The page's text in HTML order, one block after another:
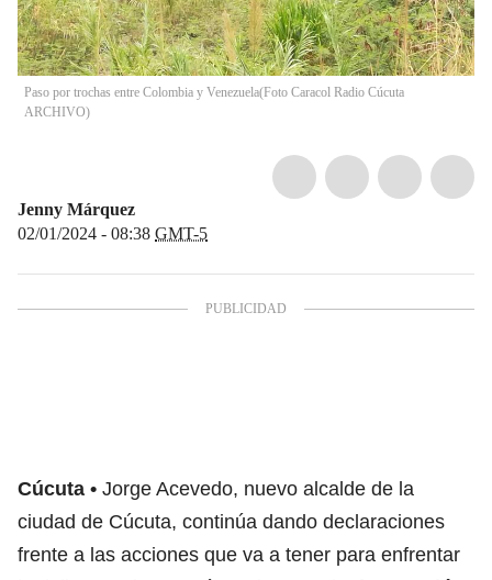
Paso por trochas entre Colombia y Venezuela(Foto Caracol Radio Cúcuta
ARCHIVO)
Jenny Márquez
02/01/2024 - 08:38 GMT-5
Cúcuta
Jorge Acevedo, nuevo alcalde de la
ciudad de Cúcuta, continúa dando declaraciones
frente a las acciones que va a tener para enfrentar